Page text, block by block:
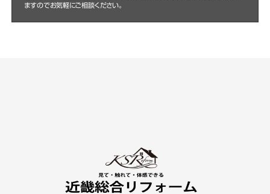
ますのでお気軽にご相談ください。